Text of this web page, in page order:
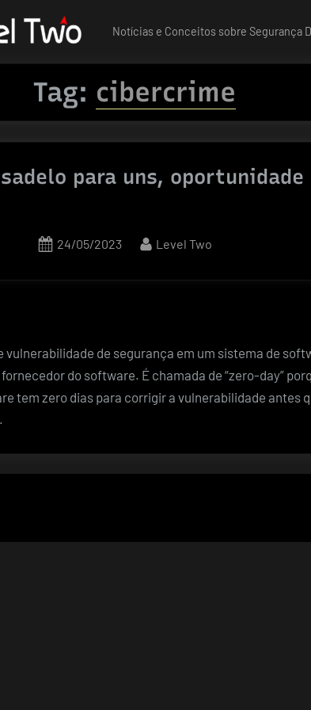
Notícias e Conceitos sobre Segurança
Tag: cibercrime
para uns, oportunidade
Posted
24/05/2023 By
Level Two
vulnerabilidade de segurança em um sistema de
do software. É chamada de “zero-day”
tem zero dias para corrigir a vulnerabilidade antes